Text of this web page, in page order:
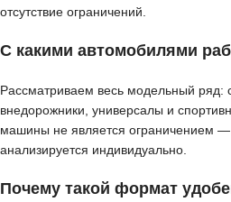
отсутствие ограничений.
С какими автомобилями
Рассматриваем весь модельный ряд:
внедорожники, универсалы и
машины не является ограничением —
анализируется индивидуально.
Почему такой формат